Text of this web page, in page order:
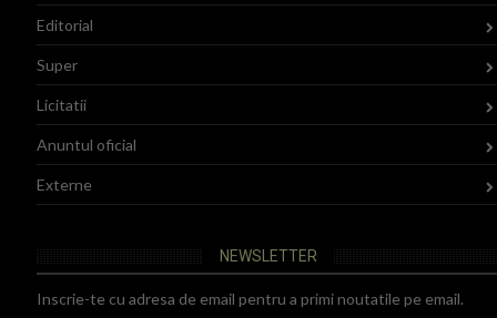
Editorial
Super
Licitatii
Anuntul oficial
Externe
NEWSLETTER
Inscrie-te cu adresa de email pentru a primi noutatile pe email.